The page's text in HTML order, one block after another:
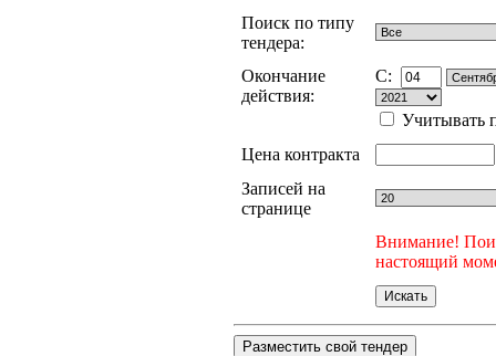
Поиск по типу
тендера:
Окончание
действия:
C:
Учитывать
Цена контракта
Записей на
странице
Внимание!
настоящий
Разместить свой тендер